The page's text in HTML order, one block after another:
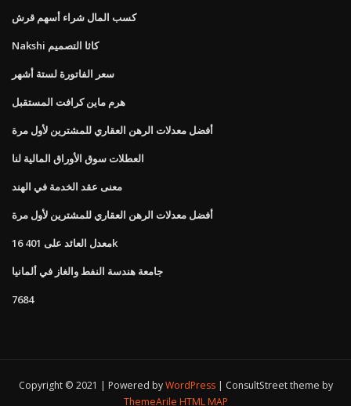
كسب المال شراء أسهم قرش
Nakshi كاثا التصميم
سعر الفاتورة لستة أشهر
هرم ماين كرافت المستقبل
أفضل معدلات الرهن العقاري للمشترين لأول مرة
العطلات سوق الأوراق المالية لنا
معنى عقد الخدمة في الهند
أفضل معدلات الرهن العقاري للمشترين لأول مرة
16 معدل العائد على 401k
جامعة هندسة النفط والغاز في ألمانيا
7684
Copyright © 2021 | Powered byWordPress
ConsultStreet theme by
ThemeArile HTML MAP